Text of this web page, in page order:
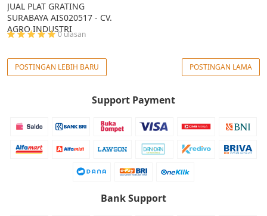
JUAL PLAT GRATING
SURABAYA AIS020517 - CV.
AGRO INDUSTRI0 ulasan
POSTINGAN LEBIH BARU POSTINGAN LAMA
Support Payment
Bank Support